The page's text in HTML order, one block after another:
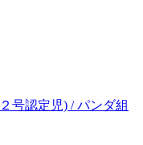
号認定児) / パンダ組